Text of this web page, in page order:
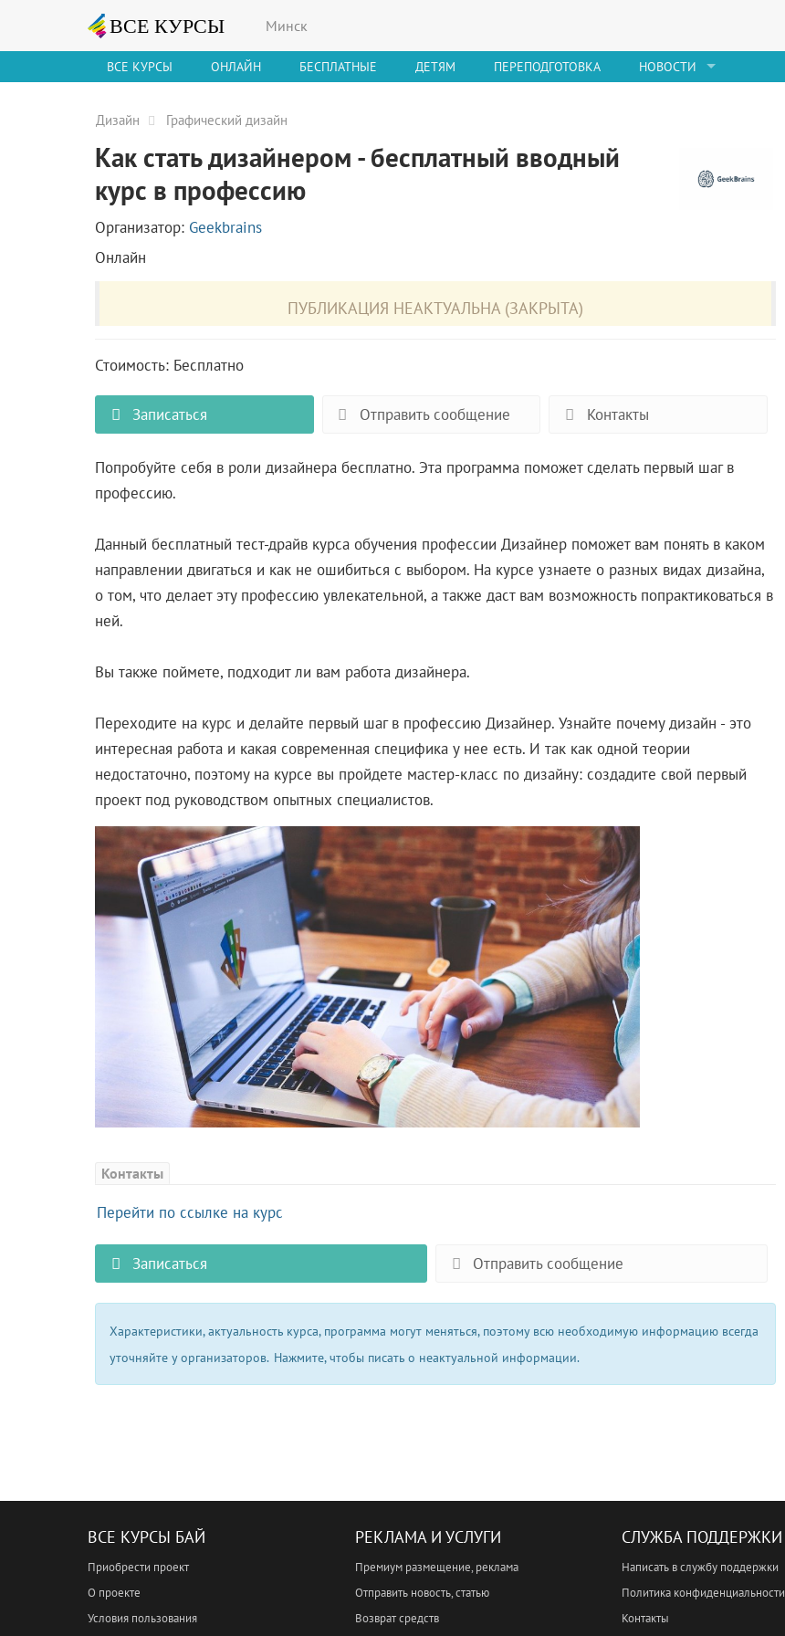
Минск
ВСЕ КУРСЫ ОНЛАЙН БЕСПЛАТНЫЕ ДЕТЯМ ПЕРЕПОДГОТОВКА НОВОСТИ
Дизайн Графический дизайн
Как стать дизайнером - бесплатный вводный
курс в профессию
Организатор: Geekbrains
Онлайн
ПУБЛИКАЦИЯ НЕАКТУАЛЬНА (ЗАКРЫТА)
Стоимость: Бесплатно
Записаться Отправить сообщение Контакты
Попробуйте себя в роли дизайнера бесплатно. Эта программа поможет сделать первый шаг в
профессию.
Данный бесплатный тест-драйв курса обучения профессии Дизайнер поможет вам понять в каком
направлении двигаться и как не ошибиться с выбором. На курсе узнаете о разных видах дизайна,
о том, что делает эту профессию увлекательной, а также даст вам возможность попрактиковаться в
ней.
Вы также поймете, подходит ли вам работа дизайнера.
Переходите на курс и делайте первый шаг в профессию Дизайнер. Узнайте почему дизайн - это
интересная работа и какая современная специфика у нее есть. И так как одной теории
недостаточно, поэтому на курсе вы пройдете мастер-класс по дизайну: создадите свой первый
проект под руководством опытных специалистов.
Контакты
Перейти по ссылке на курс
Записаться Отправить сообщение
Характеристики, актуальность курса, программа могут меняться, поэтому всю необходимую информацию всегда
уточняйте у организаторов. Нажмите, чтобы писать о неактуальной информации.
ВСЕ КУРСЫ БАЙ
Приобрести проект
О проекте
Условия пользования
РЕКЛАМА И УСЛУГИ
Премиум размещение, реклама
Отправить новость, статью
Возврат средств
СЛУЖБА ПОДДЕРЖКИ
Написать в службу поддержки
Политика конфиденциальности
Контакты